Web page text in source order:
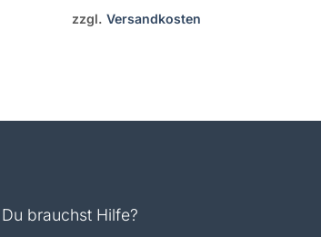
zzgl. Versandkosten
Du brauchst Hilfe?